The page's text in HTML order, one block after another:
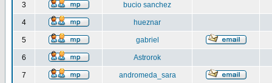
3 bucio sanchez
4 hueznar
5 gabriel
6 Astrorok
7 andromeda_sara